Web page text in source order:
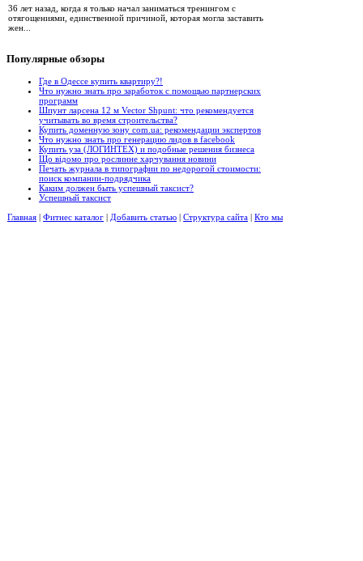
36 лет назад, когда я только начал заниматься тренингом с
отягощениями, единственной причиной, которая могла заставить
жен...
Популярные обзоры
Где в Одессе купить квартиру?!
Что нужно знать про заработок с помощью партнерских
программ
Шпунт ларсена 12 м Vector Shpunt: что рекомендуется
учитывать во время строительства?
Купить доменную зону com.ua: рекомендации экспертов
Что нужно знать про генерацию лидов в facebook
Купить уза (ЛОГИНТЕХ) и подобные решения бизнеса
Що відомо про рослинне харчування новини
Печать журнала в типографии по недорогой стоимости:
поиск компании-подрядчика
Каким должен быть успешный таксист?
Успешный таксист
Главная | Фитнес каталог | Добавить статью | Структура сайта | Кто мы